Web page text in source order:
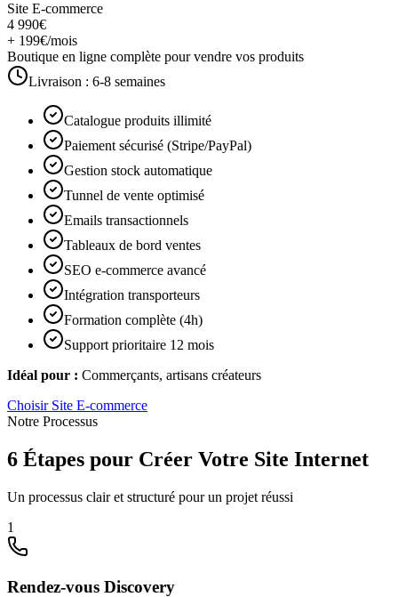
Site E-commerce
4 990€
+ 199€/mois
Boutique en ligne complète pour vendre vos produits
Livraison : 6-8 semaines
Catalogue produits illimité
Paiement sécurisé (Stripe/PayPal)
Gestion stock automatique
Tunnel de vente optimisé
Emails transactionnels
Tableaux de bord ventes
SEO e-commerce avancé
Intégration transporteurs
Formation complète (4h)
Support prioritaire 12 mois
Idéal pour : Commerçants, artisans créateurs
Choisir Site E-commerce
Notre Processus
6 Étapes pour Créer Votre Site Internet
Un processus clair et structuré pour un projet réussi
1
Rendez-vous Discovery